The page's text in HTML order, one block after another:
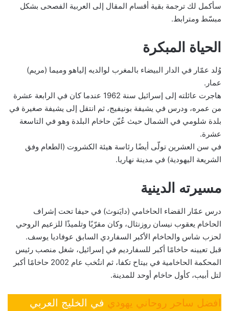
سأكمل لك ترجمة بقية أقسام المقال إلى العربية الفصحى بشكل
مبسّط ومترابط.
الحياة المبكرة
وُلد عمّار في الدار البيضاء بالمغرب لوالديه إلياهو وميما (مريم)
عمار.
هاجرت عائلته إلى إسرائيل سنة 1962 عندما كان في الرابعة عشرة
من عمره، ودرس في يشيفة بونيفيج، ثم انتقل إلى يشيفة صغيرة في
بلدة شلومي في الشمال حيث عُيّن حاخام البلدة وهو في التاسعة
عشرة.
في سن العشرين تولّى أيضًا رئاسة هيئة الكشروت (الطعام وفق
الشريعة اليهودية) في مدينة نهاريا.
مسيرته الدينية
درس عمّار القضاء الحاخامي (دايَنوث) في حيفا تحت إشراف
الحاخام يعقوب نيسان روزنثال، وكان مقرّبًا وتلميذًا للزعيم الروحي
لحزب شاس والحاخام الأكبر السفاردي السابق عوفاديا يوسف.
قبل تعيينه حاخامًا أكبر للسفارديم في إسرائيل، شغل منصب رئيس
المحكمة الحاخامية في بيتاح تكفا، ثم انتُخب عام 2002 حاخامًا أكبر
لتل أبيب، كأول حاخام أوحد للمدينة.
افضل ساحر روحاني يهودي في الخليج العربي